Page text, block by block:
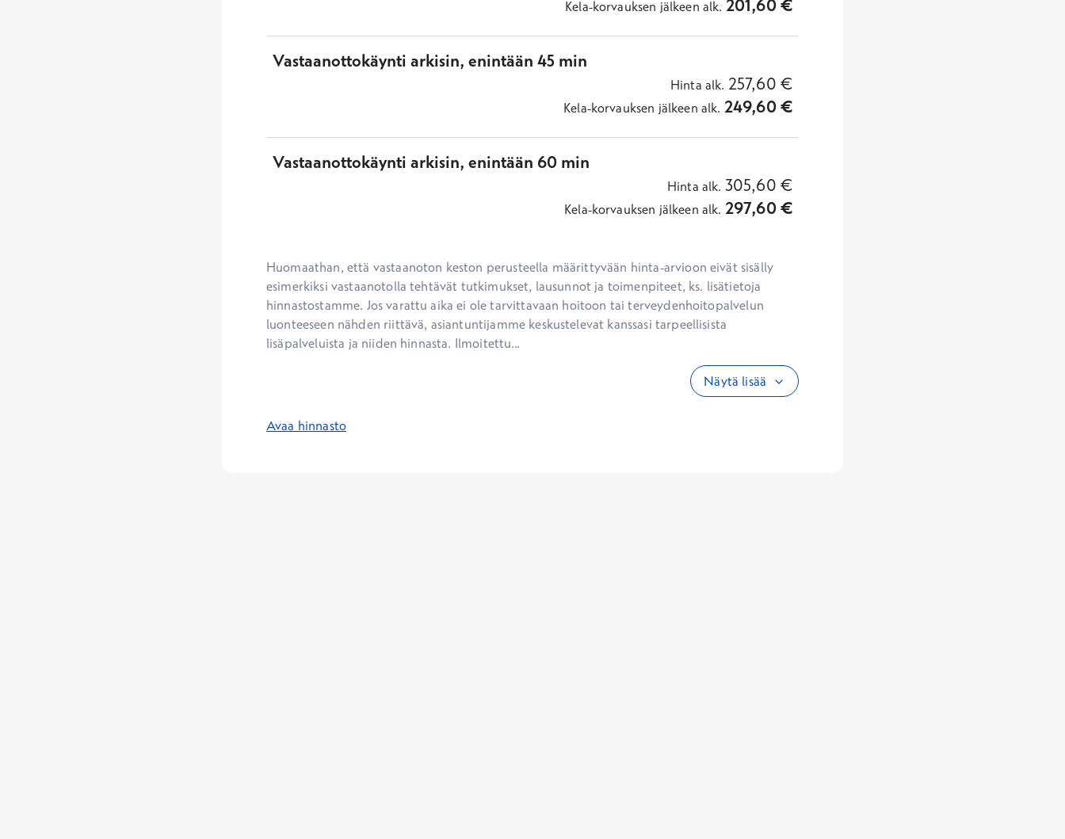
Kela-korvauksen jälkeen alk. 201,60€
Vastaanottokäynti arkisin, enintään 45 min
Hinta alk. 257,60 €
Kela-korvauksen jälkeen alk. 249,60€
Vastaanottokäynti arkisin, enintään 60 min
Hinta alk. 305,60 €
Kela-korvauksen jälkeen alk. 297,60€
Huomaathan, että vastaanoton keston perusteella määrittyvään hinta-arvioon eivät sisälly
esimerkiksi vastaanotolla tehtävät tutkimukset, lausunnot ja toimenpiteet, ks. lisätietoja
hinnastostamme. Jos varattu aika ei ole tarvittavaan hoitoon tai terveydenhoitopalvelun
luonteeseen nähden riittävä, asiantuntijamme keskustelevat kanssasi tarpeellisista
lisäpalveluista ja niiden hinnasta. Ilmoitettu...
Näytä lisää
Avaa hinnasto